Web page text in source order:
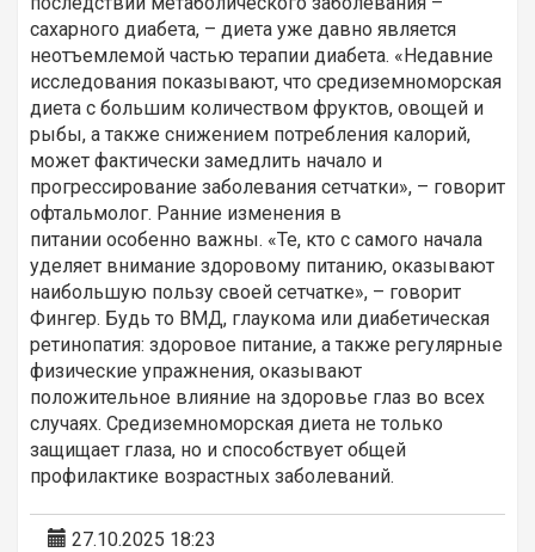
сахарного диабета, – диета уже давно является
неотъемлемой частью терапии диабета. «Недавние
исследования показывают, что средиземноморская
диета с большим количеством фруктов, овощей и
рыбы, а также снижением потребления калорий,
может фактически замедлить начало и
прогрессирование заболевания сетчатки», – говорит
офтальмолог. Ранние изменения в
питании особенно важны. «Те, кто с самого начала
уделяет внимание здоровому питанию, оказывают
наибольшую пользу своей сетчатке», – говорит
Фингер. Будь то ВМД, глаукома или диабетическая
ретинопатия: здоровое питание, а также регулярные
физические упражнения, оказывают
положительное влияние на здоровье глаз во всех
случаях. Средиземноморская диета не только
защищает глаза, но и способствует общей
профилактике возрастных заболеваний.
27.10.2025 18:23